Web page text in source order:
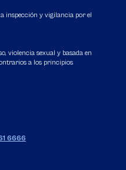
inspección y vigilancia por el
violencia sexual y basada en
a los principios
6666